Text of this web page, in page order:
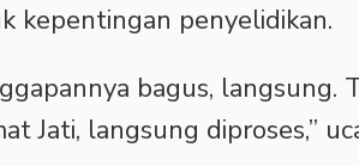
kepentingan penyelidikan.
bagus, langsung.
Jati, langsung diproses,”